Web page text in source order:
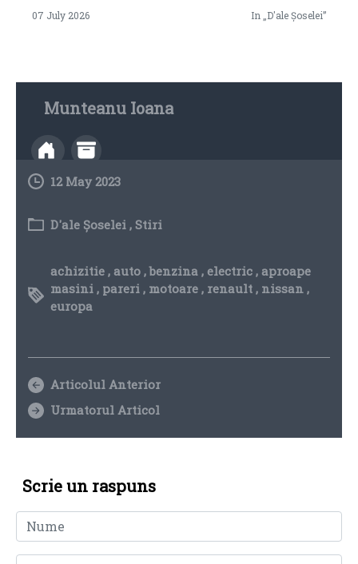
07 July 2026 In „D'ale Șoselei”
Munteanu Ioana
12 May 2023
D'ale Șoselei , Stiri
achizitie, auto,benzina, electric, aproape
masini, pareri, motoare, renault, nissan,
europa
Articolul Anterior
Urmatorul Articol
Scrie un raspuns